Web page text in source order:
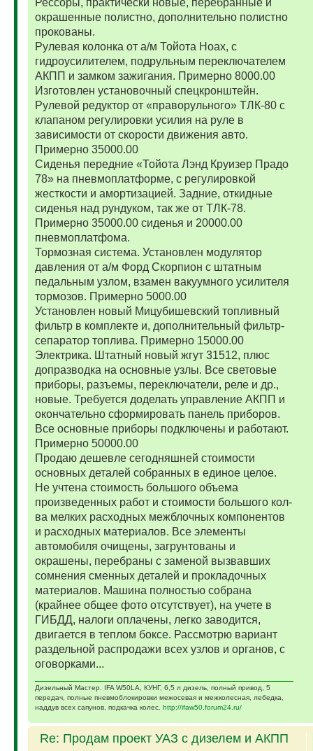
Рессоры, практически новые, перебранные и
окрашенные полистно, дополнительно полистно
прокованы.
Рулевая колонка от а/м Тойота Ноах, с
гидроусилителем, подрульным переключателем
АКПП и замком зажигания. Примерно 8000.00
Изготовлен установочный спецкронштейн.
Рулевой редуктор от «праворульного» ТЛК-80 с
клапаном регулировки усилия на руле в
зависимости от скорости движения авто.
Примерно 35000.00
Сиденья передние «Тойота Лэнд Круизер Прадо
78» на пневмоплатформе, с регулировкой
жесткости и амортизацией. Задние, откидные
сиденья над рундуком, так же от ТЛК-78.
Примерно 35000.00 сиденья и 20000.00
пневмоплатфома.
Тормозная система. Установлен модулятор
давления от а/м Форд Скорпион с штатным
педальным узлом, взамен вакуумного усилителя
тормозов. Примерно 5000.00
Установлен новый Мицубишевский топливный
фильтр в комплекте и, дополнительный фильтр-
сепаратор топлива. Примерно 15000.00
Электрика. Штатный новый жгут 31512, плюс
допразводка на основные узлы. Все световые
приборы, разъемы, переключатели, реле и др.,
новые. Требуется доделать управление АКПП и
окончательно сформировать панель приборов.
Все основные приборы подключены и работают.
Примерно 50000.00
Продаю дешевле сегодняшней стоимости
основных деталей собранных в единое целое.
Не учтена стоимость большого объема
произведенных работ и стоимости большого кол-
ва мелких расходных межблочных компонентов
и расходных материалов. Все элементы
автомобиля очищены, загрунтованы и
окрашены, перебраны с заменой вызвавших
сомнения сменных деталей и прокладочных
материалов. Машина полностью собрана
(крайнее общее фото отсутствует), на учете в
ГИБДД, налоги оплачены, легко заводится,
двигается в теплом боксе. Рассмотрю вариант
раздельной распродажи всех узлов и органов, с
оговорками...
Дизельный Мастер. IFA W50LA, КУНГ, 6,5 л дизель, полный привод, 5
передач, полные пневмоблокировки межосевая и межколесная, лебедка,
наддув всех сапунов, подкачка колес. http://ifaw50.forum24.ru/
Re: Продам проект УАЗ с дизелем и АКПП